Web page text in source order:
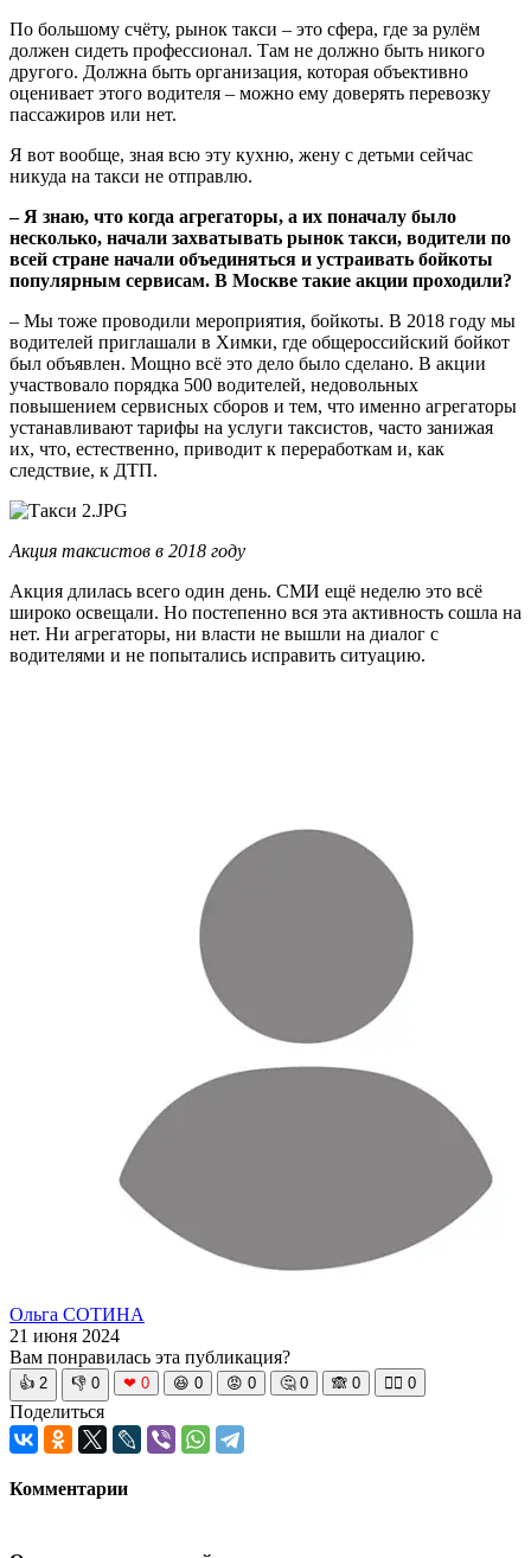
По большому счёту, рынок такси – это сфера, где за рулём
должен сидеть профессионал. Там не должно быть никого
другого. Должна быть организация, которая объективно
оценивает этого водителя – можно ему доверять перевозку
пассажиров или нет.
Я вот вообще, зная всю эту кухню, жену с детьми сейчас
никуда на такси не отправлю.
– Я знаю, что когда агрегаторы, а их поначалу было
несколько, начали захватывать рынок такси, водители по
всей стране начали объединяться и устраивать бойкоты
популярным сервисам. В Москве такие акции проходили?
– Мы тоже проводили мероприятия, бойкоты. В 2018 году мы
водителей приглашали в Химки, где общероссийский бойкот
был объявлен. Мощно всё это дело было сделано. В акции
участвовало порядка 500 водителей, недовольных
повышением сервисных сборов и тем, что именно агрегаторы
устанавливают тарифы на услуги таксистов, часто занижая
их, что, естественно, приводит к переработкам и, как
следствие, к ДТП.
Акция таксистов в 2018 году
Акция длилась всего один день. СМИ ещё неделю это всё
широко освещали. Но постепенно вся эта активность сошла на
нет. Ни агрегаторы, ни власти не вышли на диалог с
водителями и не попытались исправить ситуацию.
Ольга СОТИНА
21 июня 2024
Вам понравилась эта публикация?
👍 2 👎 0 ❤ 0 😆 0 😡 0 🤔 0 🙈 0 🧘‍♀️ 0
Поделиться
Комментарии